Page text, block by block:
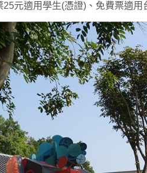
元適用學生(憑證)、免費票適用